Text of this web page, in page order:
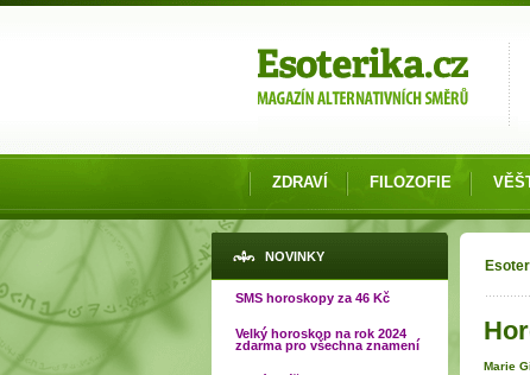
ZDRAVÍ FILOZOFIE
NOVINKY
SMS horoskopy za 46 Kč
Velký horoskop na rok 2024
zdarma pro všechna znamení
Jste
Marie